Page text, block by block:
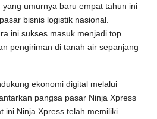
umurnya baru empat tahun ini
bisnis logistik nasional.
ini sukses masuk menjadi top
pengiriman di tanah air sepanjang
ekonomi digital melalui
pangsa pasar Ninja Xpress
ini Ninja Xpress telah memiliki